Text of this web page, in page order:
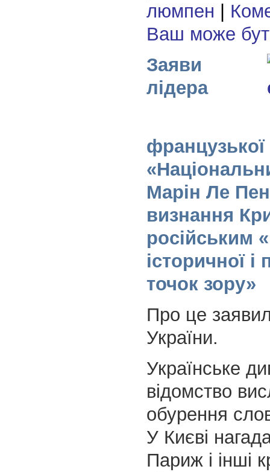
люмпен
Ваш може
Заяви
лідера
французької
Марін Ле
визнання
російським
історичної і
точок зору»
Про це
України.
Українське
відомство
обурення
У Києві
Париж і інші